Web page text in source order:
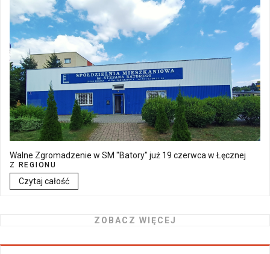
Walne Zgromadzenie w SM "Batory" już 19 czerwca w Łęcznej
Z REGIONU
Czytaj całość
ZOBACZ WIĘCEJ